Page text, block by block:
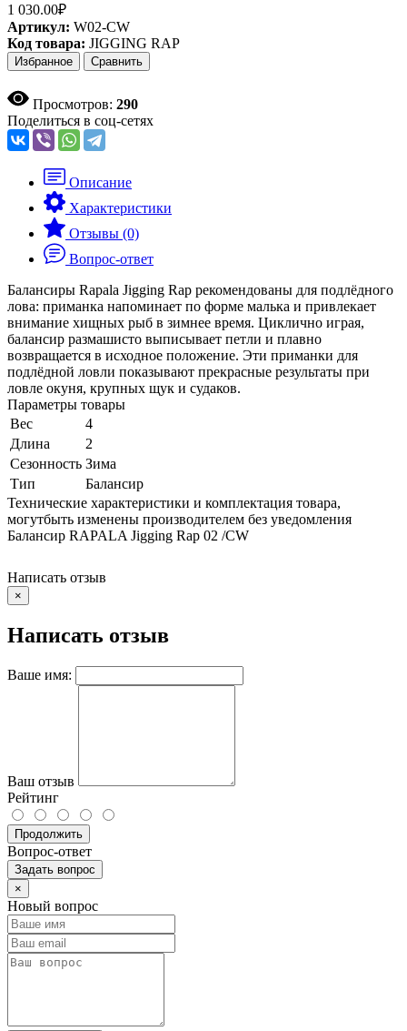
1 030.00₽
Артикул: W02-CW
Код товара: JIGGING RAP
Избранное Сравнить
Просмотров: 290
Поделиться в соц-сетях
Описание
Характеристики
Отзывы (0)
Вопрос-ответ
Балансиры Rapala Jigging Rap рекомендованы для подлёдного
лова: приманка напоминает по форме малька и привлекает
внимание хищных рыб в зимнее время. Циклично играя,
балансир размашисто выписывает петли и плавно
возвращается в исходное положение. Эти приманки для
подлёдной ловли показывают прекрасные результаты при
ловле окуня, крупных щук и судаков.
Параметры товары
Вес
4
Длина
2
Сезонность Зима
Тип
Балансир
Технические характеристики и комплектация товара,
могутбыть изменены производителем без уведомления
Балансир RAPALA Jigging Rap 02 /CW
Написать отзыв
×
Написать отзыв
Ваше имя:
Ваш отзыв
Рейтинг
Продолжить
Вопрос-ответ
Задать вопрос
×
Новый вопрос